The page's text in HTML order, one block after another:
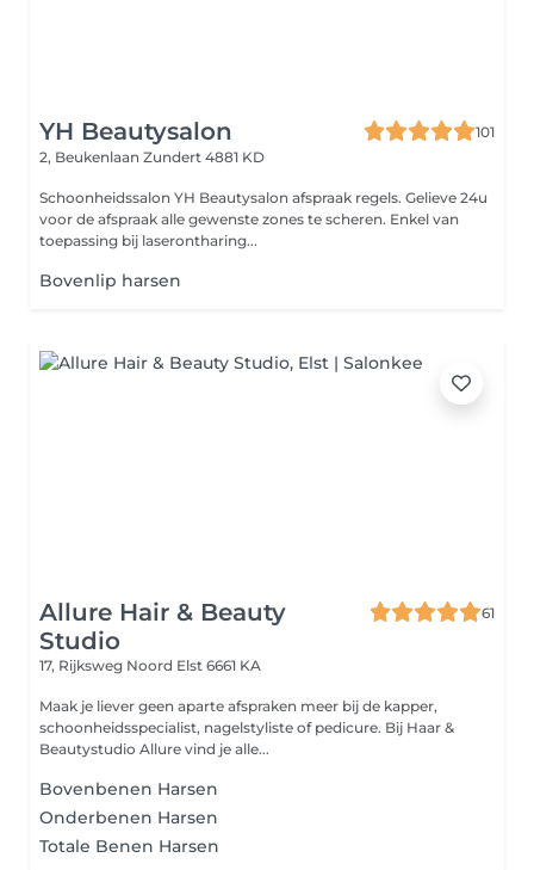
YH Beautysalon
101
2, Beukenlaan Zundert 4881 KD
Schoonheidssalon YH Beautysalon afspraak regels. Gelieve 24u
voor de afspraak alle gewenste zones te scheren. Enkel van
toepassing bij laserontharing...
Bovenlip harsen
Allure Hair & Beauty
Studio
61
17, Rijksweg Noord Elst 6661 KA
Maak je liever geen aparte afspraken meer bij de kapper,
schoonheidsspecialist, nagelstyliste of pedicure. Bij Haar &
Beautystudio Allure vind je alle...
Bovenbenen Harsen
Onderbenen Harsen
Totale Benen Harsen